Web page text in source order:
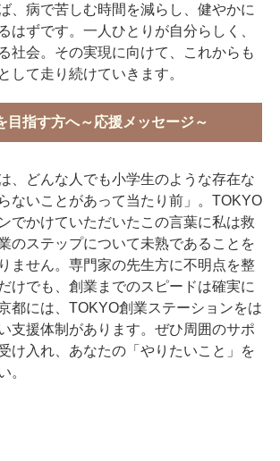
、病で苦しむ時間を減らし、健やかに
はずです。一人ひとりが自分らしく、
社会。その実現に向けて、これからも
して走り続けていきます。
指す方へ～応援メッセージ～
、どんな人でも小学生のような存在な
ないことがあって当たり前」。TOKYO
でかけていただいたこの言葉に私は救
のステップについて未熟であることを
ません。専門家の先生方に不明点を整
けでも、創業までのスピードは確実に
都には、TOKYO創業ステーションをは
支援体制があります。ぜひ周囲のサポ
け入れ、あなたの「やりたいこと」を
。